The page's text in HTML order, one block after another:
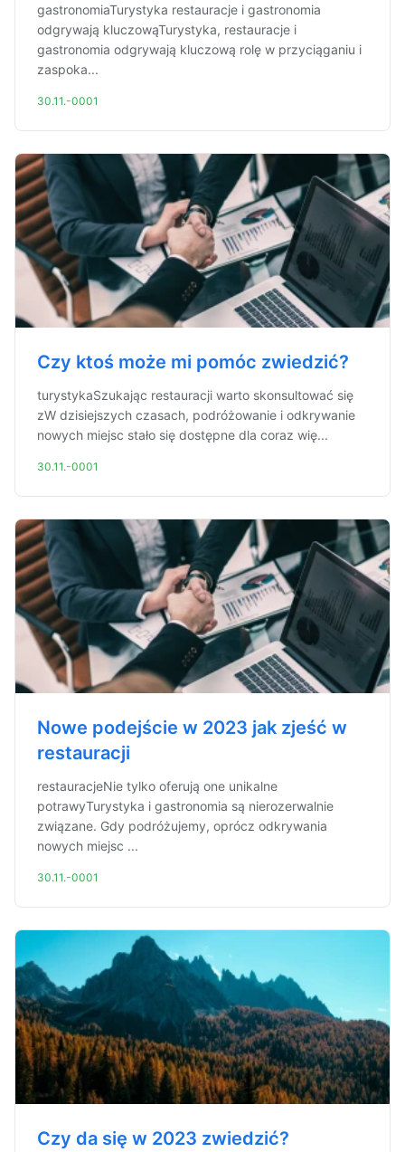
gastronomiaTurystyka restauracje i gastronomia
odgrywają kluczowąTurystyka, restauracje i
gastronomia odgrywają kluczową rolę w przyciąganiu i
zaspoka...
30.11.-0001
Czy ktoś może mi pomóc zwiedzić?
turystykaSzukając restauracji warto skonsultować się
zW dzisiejszych czasach, podróżowanie i odkrywanie
nowych miejsc stało się dostępne dla coraz wię...
30.11.-0001
Nowe podejście w 2023 jak zjeść w
restauracji
restauracjeNie tylko oferują one unikalne
potrawyTurystyka i gastronomia są nierozerwalnie
związane. Gdy podróżujemy, oprócz odkrywania
nowych miejsc ...
30.11.-0001
Czy da się w 2023 zwiedzić?